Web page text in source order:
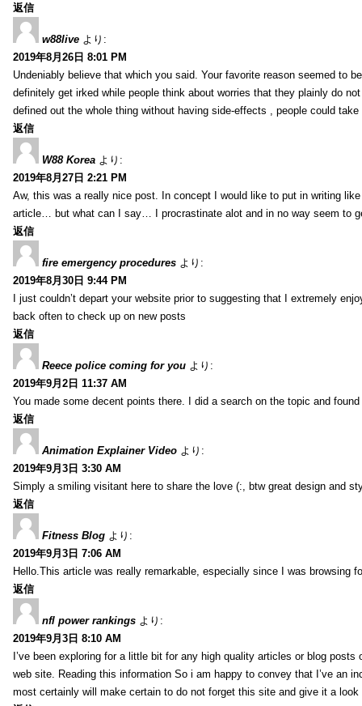
返信
w88live より:
2019年8月26日 8:01 PM
Undeniably believe that which you said. Your favorite reason seemed to
definitely get irked while people think about worries that they plainly do
defined out the whole thing without having side-effects , people could
返信
W88 Korea より:
2019年8月27日 2:21 PM
Aw, this was a really nice post. In concept I would like to put in writing
article… but what can I say… I procrastinate alot and in no way seem to
返信
fire emergency procedures より:
2019年8月30日 9:44 PM
I just couldn’t depart your website prior to suggesting that I extremely
back often to check up on new posts
返信
Reece police coming for you より:
2019年9月2日 11:37 AM
You made some decent points there. I did a search on the topic and
返信
Animation Explainer Video より:
2019年9月3日 3:30 AM
Simply a smiling visitant here to share the love (:, btw great design and
返信
Fitness Blog より:
2019年9月3日 7:06 AM
Hello.This article was really remarkable, especially since I was browsing
返信
nfl power rankings より:
2019年9月3日 8:10 AM
I’ve been exploring for a little bit for any high quality articles or blog
web site. Reading this information So i am happy to convey that I’ve an
most certainly will make certain to do not forget this site and give it a look